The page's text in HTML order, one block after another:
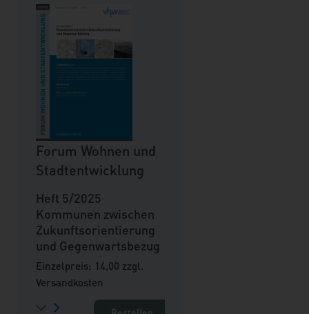
Forum Wohnen und
Stadtentwicklung
Heft 5/2025
Kommunen zwischen
Zukunftsorientierung
und Gegenwartsbezug
Einzelpreis: 14,00 zzgl.
Versandkosten